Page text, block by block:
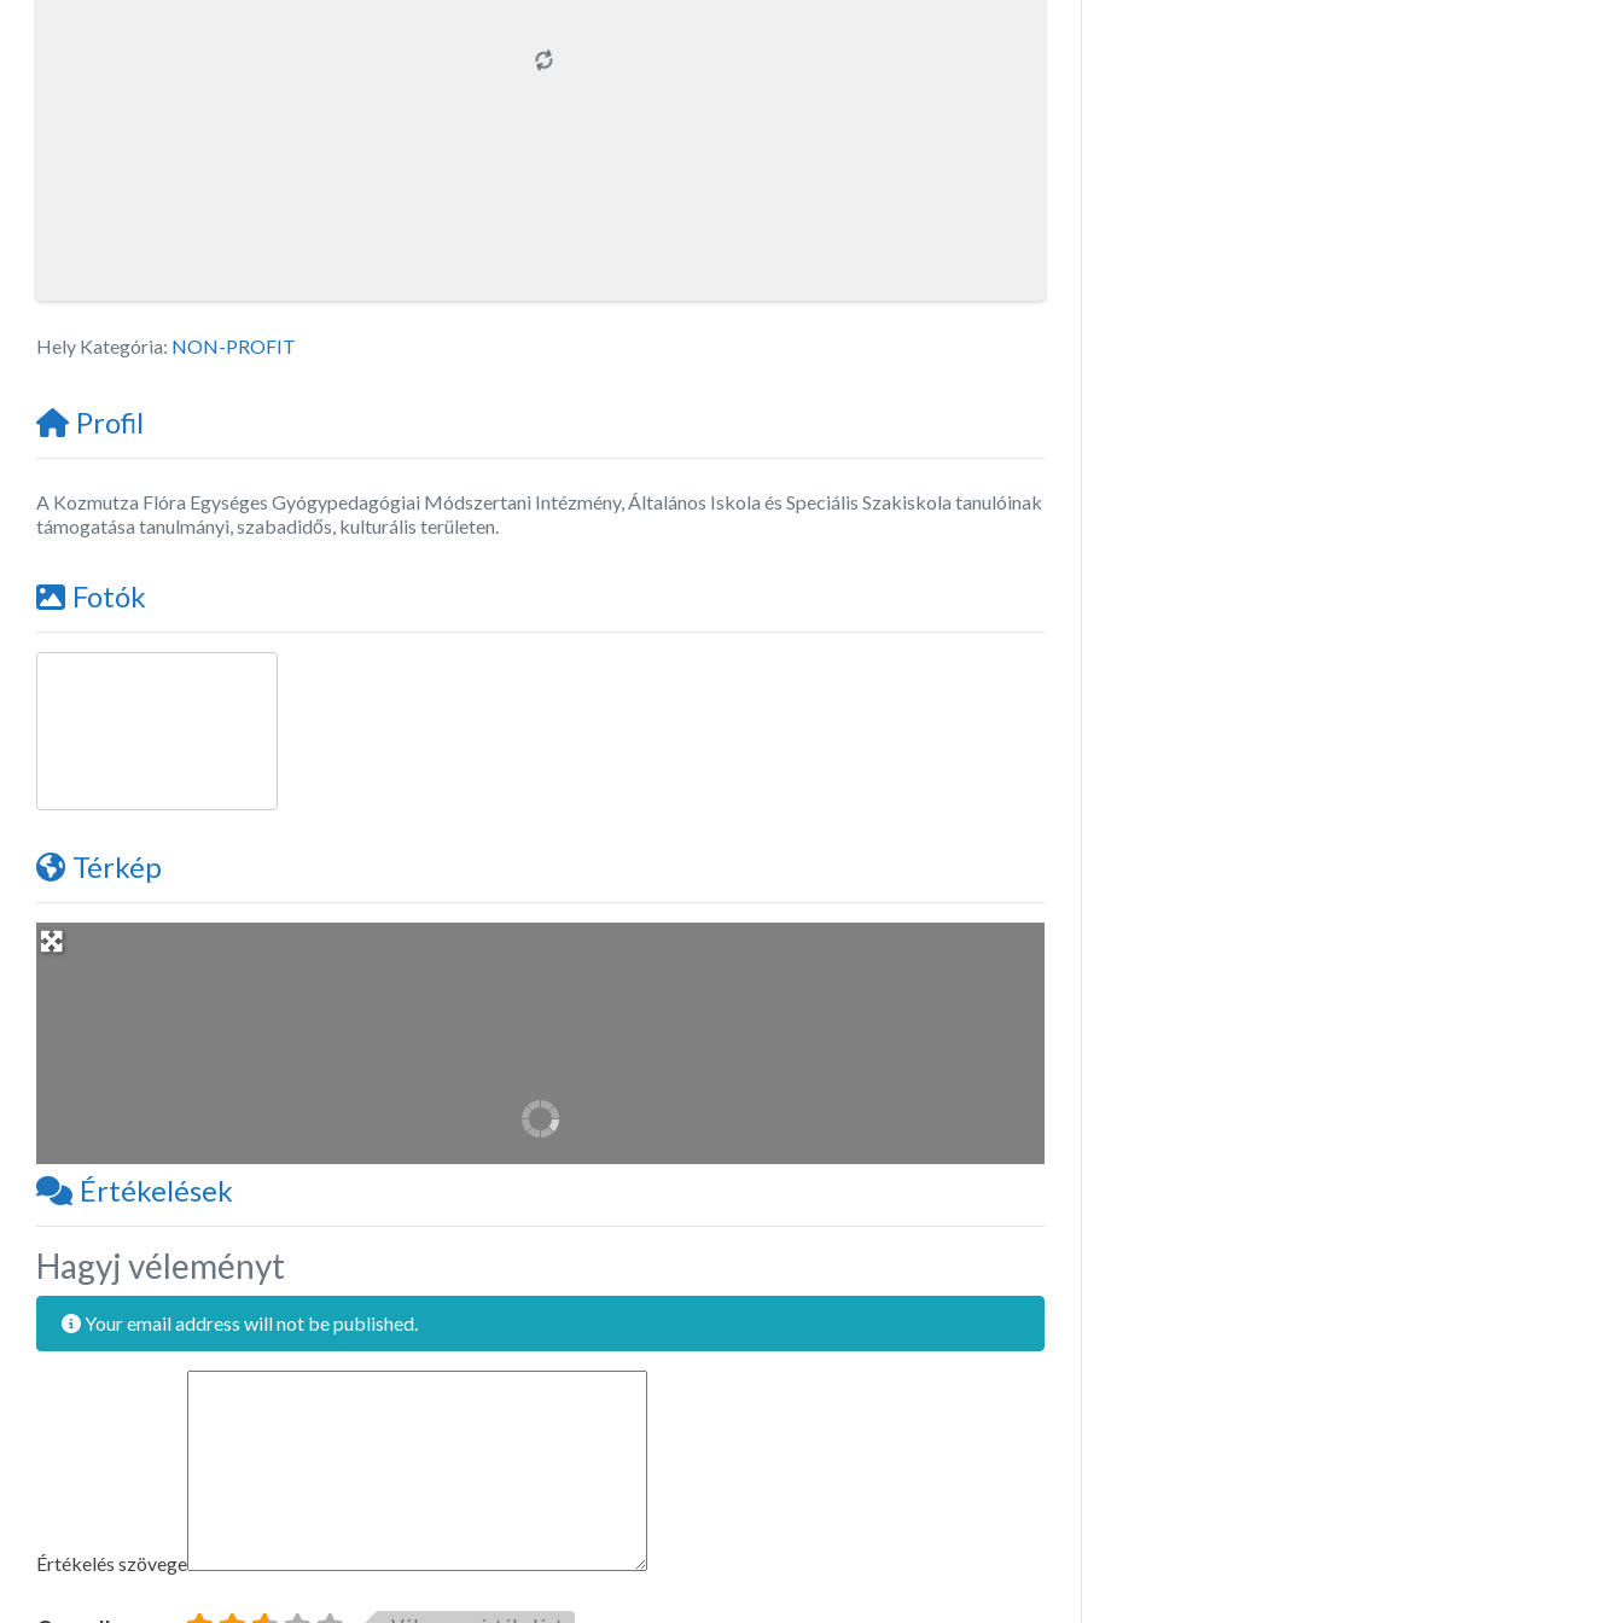
Hely Kategória: NON-PROFIT
Profil
A Kozmutza Flóra Egységes Gyógypedagógiai Módszertani Intézmény, Általános Iskola és Speciális Szakiskola tanulóinak
támogatása tanulmányi, szabadidős, kulturális területen.
Fotók
Térkép
Értékelések
Hagyj véleményt
Your email address will not be published.
Értékelés szövege